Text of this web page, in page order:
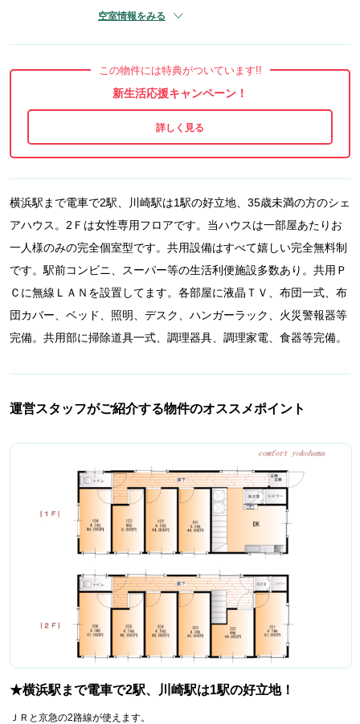
空室情報をみる
この物件には特典がついています!!
新生活応援キャンペーン！
横浜駅まで電車で2駅、川崎駅は1駅の好立地、35歳未満の方のシェ
アハウス。2Ｆは女性専用フロアです。当ハウスは一部屋あたりお
一人様のみの完全個室型です。共用設備はすべて嬉しい完全無料制
です。駅前コンビニ、スーパー等の生活利便施設多数あり。共用Ｐ
Ｃに無線ＬＡＮを設置してます。各部屋に液晶ＴＶ、布団一式、布
団カバー、ベッド、照明、デスク、ハンガーラック、火災警報器等
完備。共用部に掃除道具一式、調理器具、調理家電、食器等完備。
運営スタッフがご紹介する物件のオススメポイント
★横浜駅まで電車で2駅、川崎駅は1駅の好立地！
ＪＲと京急の2路線が使えます。